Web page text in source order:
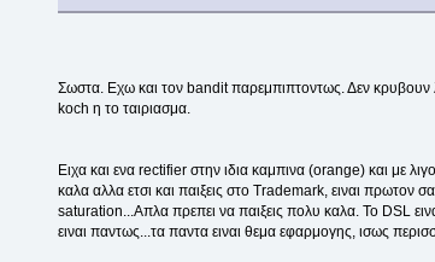
Σωστα. Εχω και τον bandit παρεμπιπτοντως. Δεν κρυβουν
koch η το ταιριασμα.
Ειχα και ενα rectifier στην ιδια καμπινα (orange) και με
καλα αλλα ετσι και παιξεις στο Trademark, ειναι πρωτον
saturation...Απλα πρεπει να παιξεις πολυ καλα. Το DSL
ειναι παντως...τα παντα ειναι θεμα εφαρμογης, ισως